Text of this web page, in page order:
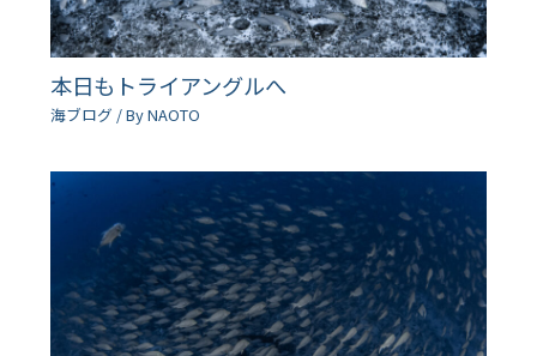
本日もトライアングルへ
海ブログ / ByNAOTO